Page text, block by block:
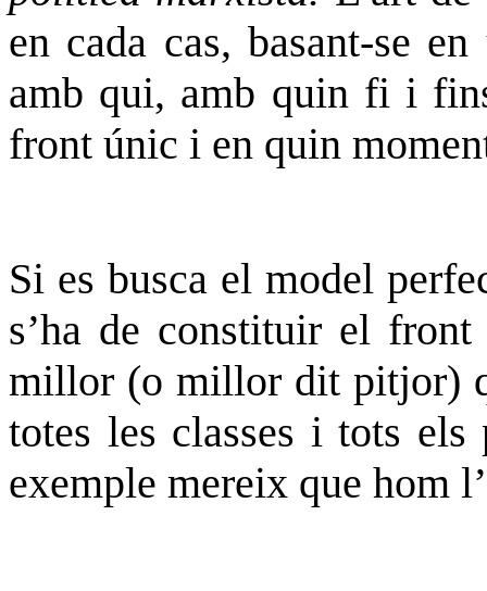
en cada cas, basant-se
amb qui, amb quin fi i
front únic i en quin
Si es busca el model
s’ha de constituir el
millor (o millor dit pitjor)
totes les classes i tots
exemple mereix que hom